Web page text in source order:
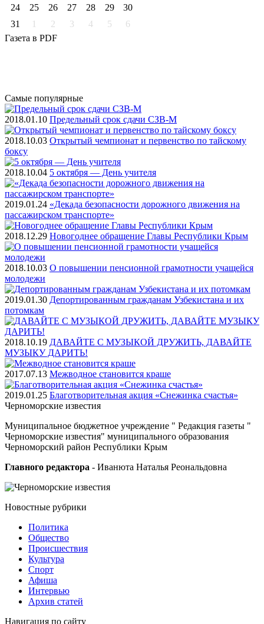
24
25 26 27 28 29
30
31
1 2 3 4 5
6
Газета в PDF
Самые популярные
2018.01.10 Предельный срок сдачи СЗВ-М
2018.10.03 Открытый чемпионат и первенство по тайскому
боксу
2018.10.04 5 октября — День учителя
2019.01.24 «Декада безопасности дорожного движения на
пассажирском транспорте»
2018.12.29 Новогоднее обращение Главы Республики Крым
2018.10.03 О повышении пенсионной грамотности учащейся
молодежи
2019.01.30 Депортированным гражданам Узбекистана и их
потомкам
2018.10.19 ДАВАЙТЕ С МУЗЫКОЙ ДРУЖИТЬ, ДАВАЙТЕ
МУЗЫКУ ДАРИТЬ!
2017.07.13 Межводное становится краше
2019.01.25 Благотворительная акция «Снежинка счастья»
Черноморские известия
Муниципальное бюджетное учреждение " Редакция газеты "
Черноморские известия" муниципального образования
Черноморский район Республики Крым
Главного редактора - Иванюта Наталья Реональдовна
Новостные рубрики
Политика
Общество
Проиcшествия
Культура
Спорт
Афиша
Интервью
Архив статей
Навигация по сайту